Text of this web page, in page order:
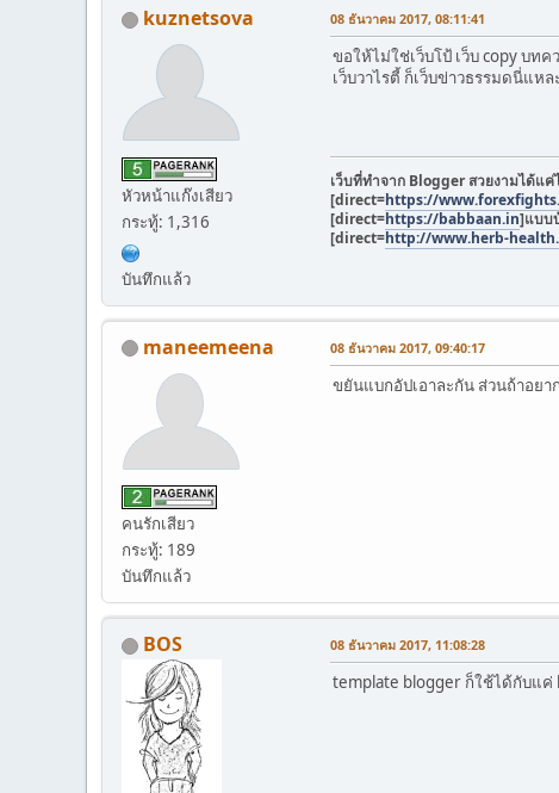
kuznetsova
หัวหน้าแก๊งเสียว
กระทู้: 1,316
บันทึกแล้ว
08 ธันวาคม 2017, 08:11:41
ขอให้ไม่ใช่เว็บโป้ เว็บ copy บท
เว็บวาไรตี้ ก็เว็บข่าวธรรมดนี่แห
เว็บที่ทำจาก Blogger สวยงามได้แ
[direct=https://
[direct=https://babbaan.in]แบบ
[direct=http://www.herb-
maneemeena
คนรักเสียว
กระทู้: 189
บันทึกแล้ว
08 ธันวาคม 2017, 09:40:17
ขยันแบกอัปเอาละกัน ส่วนถ้าอยา
BOS 08 ธันวาคม 2017, 11:08:28
template blogger ก็ใช้ได้กับแค่